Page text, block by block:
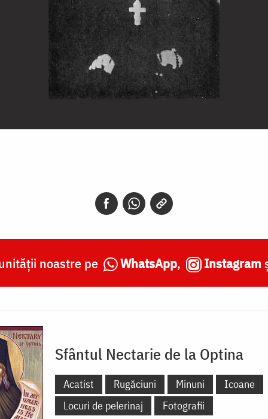
noastre pe WhatsApp, Instagram
Sfântul Nectarie de la Optina
Acatist Rugăciuni Minuni
Icoane
Locuri de pelerinaj
Fotografii